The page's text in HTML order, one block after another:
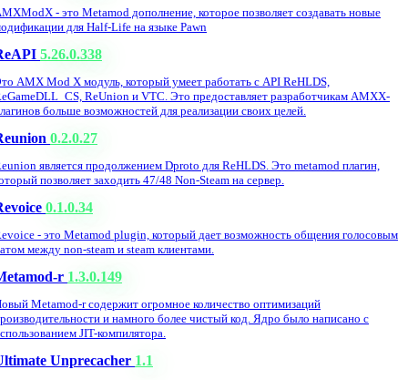
- это Metamod дополнение, которое позволяет создавать новые
для Half-Life на языке Pawn
5.26.0.338
AMX Mod X модуль, который умеет работать с API ReHLDS,
ReUnion и VTC. Это предоставляет разработчикам AMXX-
больше возможностей для реализации своих целей.
0.2.0.27
является продолжением Dproto для ReHLDS. Это metamod плагин,
позволяет заходить 47/48 Non-Steam на сервер.
0.1.0.34
- это Metamod plugin, который дает возможность общения голосовым
между non-steam и steam клиентами.
r 1.3.0.149
Metamod-r содержит огромное количество оптимизаций
и намного более чистый код. Ядро было написано с
JIT-компилятора.
Unprecacher 1.1